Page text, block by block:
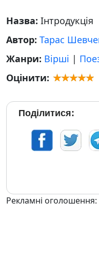
Назва: Інтродукція
Автор: Тарас
Жанри: Вірші |
Оцінити:
Поділитися:
Рекламні оголошення: